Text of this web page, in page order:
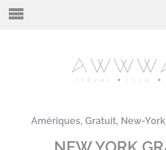
Amériques, Gratuit, New-York